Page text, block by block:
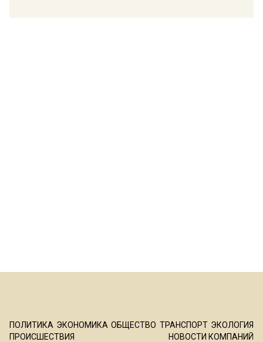
ПОЛИТИКА ЭКОНОМИКА ОБЩЕСТВО ТРАНСПОРТ ЭКОЛОГИЯ
ПРОИСШЕСТВИЯ
НОВОСТИ КОМПАНИЙ